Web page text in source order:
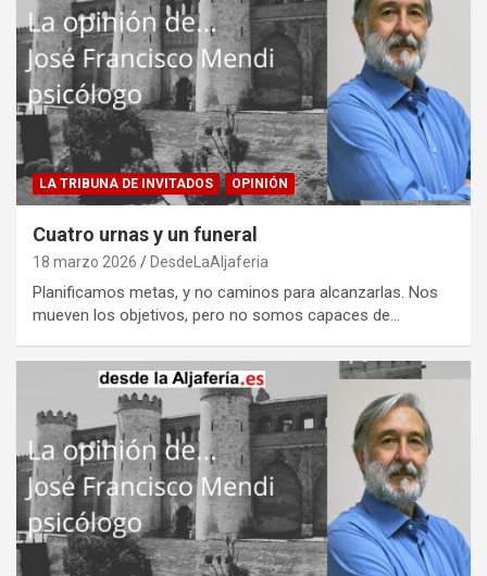
LA TRIBUNA DE INVITADOS OPINIÓN
Cuatro urnas y un funeral
18 marzo 2026 DesdeLaAljaferia
Planificamos metas, y no caminos para alcanzarlas. Nos
mueven los objetivos, pero no somos capaces de…